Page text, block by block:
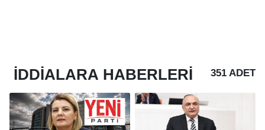
IDDIALARA HABERLERI 351 ADET